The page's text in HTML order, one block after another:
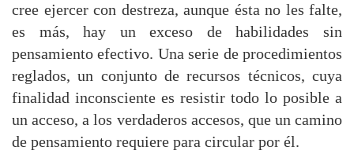
cree ejercer con destreza, aunque ésta no les falte,
es más, hay un exceso de habilidades sin
pensamiento efectivo. Una serie de procedimientos
reglados, un conjunto de recursos técnicos, cuya
finalidad inconsciente es resistir todo lo posible a
un acceso, a los verdaderos accesos, que un camino
de pensamiento requiere para circular por él.